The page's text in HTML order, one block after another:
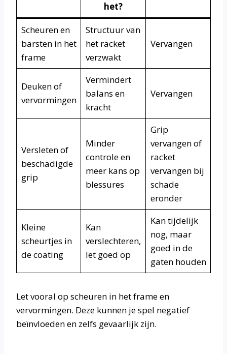
het?
Scheuren en
barsten in het
frame
Structuur van
het racket
verzwakt
Vervangen
Deuken of
vervormingen
Vermindert
balans en
kracht
Vervangen
Versleten of
beschadigde
grip
Minder
controle en
meer kans op
blessures
Grip
vervangen of
racket
vervangen bij
schade
eronder
Kleine
scheurtjes in
de coating
Kan
verslechteren,
let goed op
Kan tijdelijk
nog, maar
goed in de
gaten houden
Let vooral op scheuren in het frame en
vervormingen. Deze kunnen je spel negatief
beïnvloeden en zelfs gevaarlijk zijn.